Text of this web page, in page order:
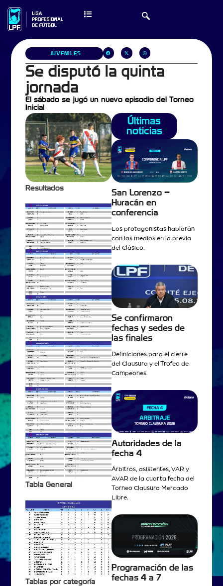
JUVENILES
Se disputó la quinta
jornada
El sábado se jugó un nuevo episodio del Torneo
Inicial
Resultados
Tabla General
Tablas por categoría
Últimas
noticias
San Lorenzo –
Huracán en
conferencia
Los protagonistas hablarán
con los medios en la previa
del Clásico.
Se confirmaron
fechas y sedes de
las finales
Definiciones para el cierre
del Clausura y el Trofeo de
Campeones.
Autoridades de la
fecha 4
Árbitros, asistentes, VAR y
AVAR de la cuarta fecha del
Torneo Clausura Mercado
Libre.
Programación de las
fechas 4 a 7